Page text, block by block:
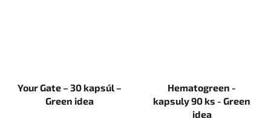
Your Gate – 30 kapsúl –
Green idea
Hematogreen -
kapsuly 90 ks - Green
idea